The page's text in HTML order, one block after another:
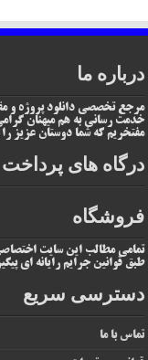
درباره ما
مرجع تخصصی دانلود پروژه و
مفتخریم که شما دوستان عزیز را
درگاه های پرداخت
فروشگاه
تمامی مطالب این سایت
طبق قوانین جرایم رایانه ای
دسترسی سریع
تماس با ما